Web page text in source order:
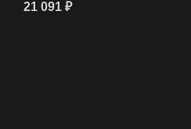
21 091 ₽